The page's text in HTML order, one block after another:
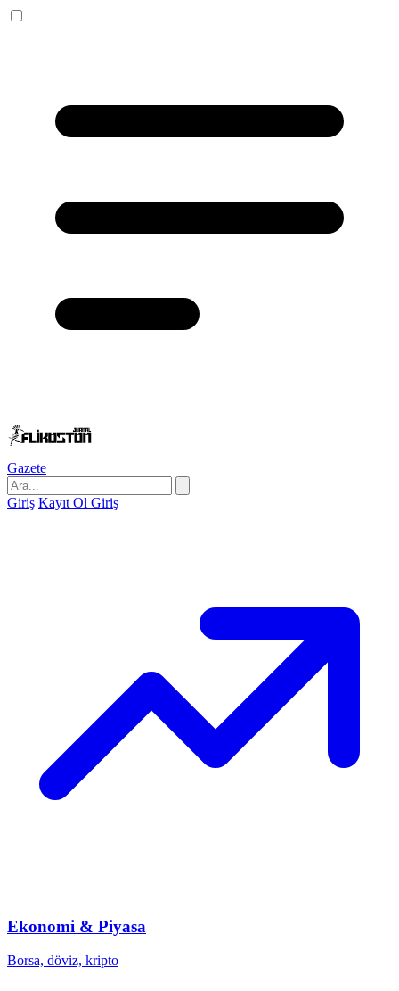
Gazete
Giriş Kayıt Ol Giriş
Ekonomi & Piyasa
Borsa, döviz, kripto